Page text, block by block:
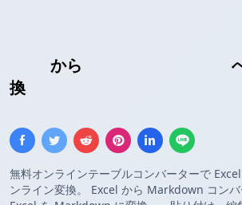
から
換
無料オンラインテーブルコンバーターで
ンライン変換。 Excel から Markdown コン